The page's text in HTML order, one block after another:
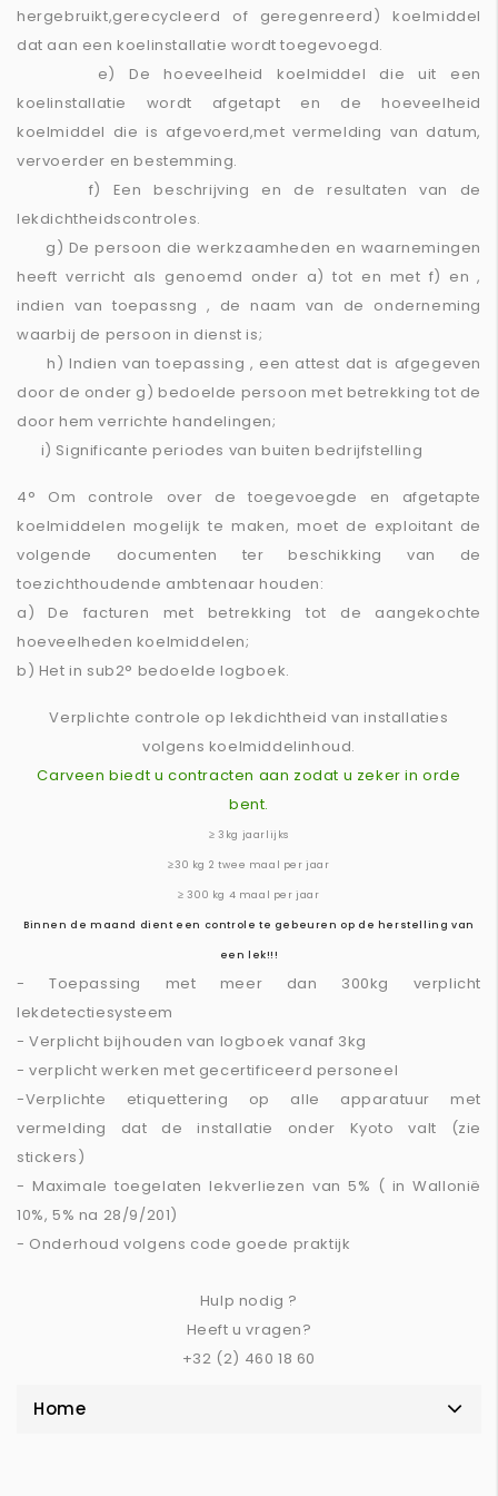
hergebruikt,gerecycleerd of geregenreerd) koelmiddel
dat aan een koelinstallatie wordt toegevoegd.
e) De hoeveelheid koelmiddel die uit een
koelinstallatie wordt afgetapt en de hoeveelheid
koelmiddel die is afgevoerd,met vermelding van datum,
vervoerder en bestemming.
f) Een beschrijving en de resultaten van de
lekdichtheidscontroles.
g) De persoon die werkzaamheden en waarnemingen
heeft verricht als genoemd onder a) tot en met f) en ,
indien van toepassng , de naam van de onderneming
waarbij de persoon in dienst is;
h) Indien van toepassing , een attest dat is afgegeven
door de onder g) bedoelde persoon met betrekking tot de
door hem verrichte handelingen;
i) Significante periodes van buiten bedrijfstelling
4° Om controle over de toegevoegde en afgetapte
koelmiddelen mogelijk te maken, moet de exploitant de
volgende documenten ter beschikking van de
toezichthoudende ambtenaar houden:
a) De facturen met betrekking tot de aangekochte
hoeveelheden koelmiddelen;
b) Het in sub2° bedoelde logboek.
Verplichte controle op lekdichtheid van installaties
volgens koelmiddelinhoud.
Carveen biedt u contracten aan zodat u zeker in orde
bent.
≥ 3kg jaarlijks
≥30 kg 2 twee maal per jaar
≥ 300 kg 4 maal per jaar
Binnen de maand dient een controle te gebeuren op de herstelling van
een lek!!!
- Toepassing met meer dan 300kg verplicht
lekdetectiesysteem
- Verplicht bijhouden van logboek vanaf 3kg
- verplicht werken met gecertificeerd personeel
-Verplichte etiquettering op alle apparatuur met
vermelding dat de installatie onder Kyoto valt (zie
stickers)
- Maximale toegelaten lekverliezen van 5% ( in Wallonië
10%, 5% na 28/9/201)
- Onderhoud volgens code goede praktijk
Hulp nodig ?
Heeft u vragen?
+32 (2) 460 18 60
Home